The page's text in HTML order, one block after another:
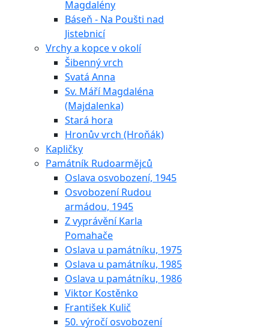
Magdalény
Báseň - Na Poušti nad
Jistebnicí
Vrchy a kopce v okolí
Šibenný vrch
Svatá Anna
Sv. Máří Magdaléna
(Majdalenka)
Stará hora
Hronův vrch (Hroňák)
Kapličky
Památník Rudoarmějců
Oslava osvobození, 1945
Osvobození Rudou
armádou, 1945
Z vyprávění Karla
Pomahače
Oslava u památníku, 1975
Oslava u památníku, 1985
Oslava u památníku, 1986
Viktor Kostěnko
František Kulič
50. výročí osvobození